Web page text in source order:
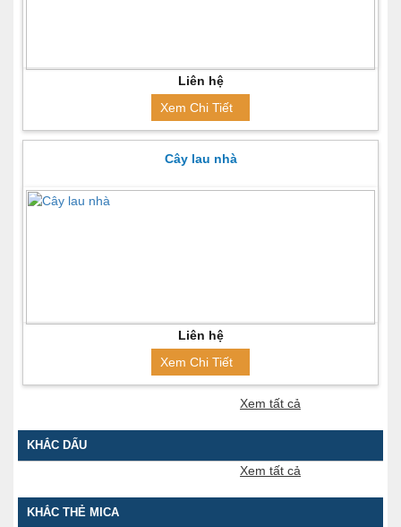
Liên hệ
Xem Chi Tiết
Cây lau nhà
Liên hệ
Xem Chi Tiết
Xem tất cả
KHẮC DẤU
Xem tất cả
KHẮC THẺ MICA